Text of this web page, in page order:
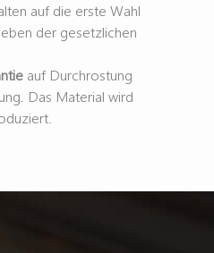
auf die erste Wahl
der gesetzlichen
auf Durchrostung
Das Material wird